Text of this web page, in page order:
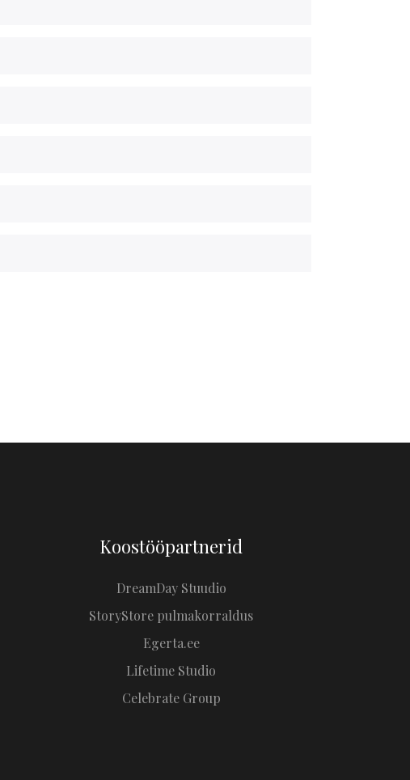
Koostööpartnerid
DreamDay Stuudio
StoryStore pulmakorraldus
Egerta.ee
Lifetime Studio
Celebrate Group